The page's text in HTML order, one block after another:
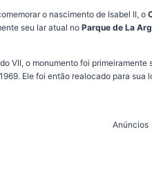
o nascimento de Isabel II, o
seu lar atual noParque de La
VII, o monumento foi
Ele foi então realocado para
Anúncios